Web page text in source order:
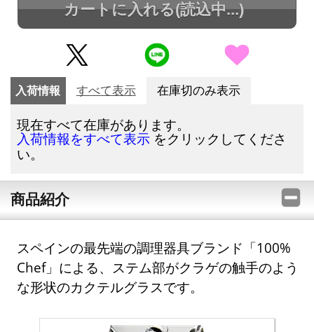
カートに入れる(読込中...)
入荷情報 すべて表示 在庫切のみ表示
現在すべて在庫があります。
入荷情報をすべて表示 をクリックしてくださ
い。
商品紹介
スペインの最先端の調理器具ブランド「100%
Chef」による、ステム部がクラゲの触手のよう
な形状のカクテルグラスです。